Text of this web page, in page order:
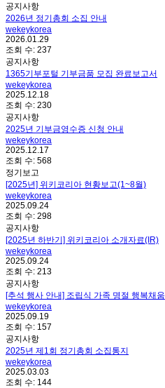
공지사항
2026년 정기총회 소집 안내
wekeykorea
2026.01.29
조회 수: 237
공지사항
1365기부포털 기부금품 모집 완료보고서
wekeykorea
2025.12.18
조회 수: 230
공지사항
2025년 기부금영수증 신청 안내
wekeykorea
2025.12.17
조회 수: 568
정기보고
[2025년] 위키코리아 현황보고(1~8월)
wekeykorea
2025.09.24
조회 수: 298
공지사항
[2025년 하반기] 위키코리아 소개자료(IR)
wekeykorea
2025.09.24
조회 수: 213
공지사항
[추석 행사 안내] 조립식 가족 명절 행복채움
wekeykorea
2025.09.19
조회 수: 157
공지사항
2025년 제1회 정기총회 소집통지
wekeykorea
2025.03.03
조회 수: 144